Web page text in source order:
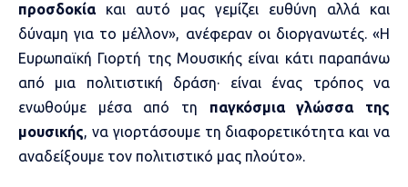
προσδοκίακαι αυτό μας γεμίζει ευθύνη αλλά και
δύναμη για το μέλλον», ανέφεραν οι διοργανωτές. «Η
Ευρωπαϊκή Γιορτή της Μουσικής είναι κάτι παραπάνω
από μια πολιτιστική δράση· είναι ένας τρόπος να
ενωθούμε μέσα από τη παγκόσμια γλώσσα της
μουσικής, να γιορτάσουμε τη διαφορετικότητα και να
αναδείξουμε τον πολιτιστικό μας πλούτο».